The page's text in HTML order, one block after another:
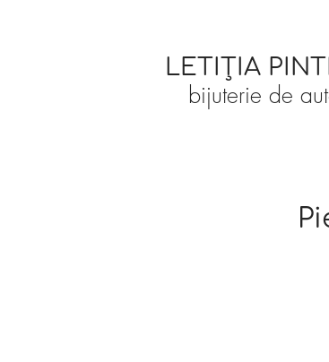
LETIȚIA
bijuterie de